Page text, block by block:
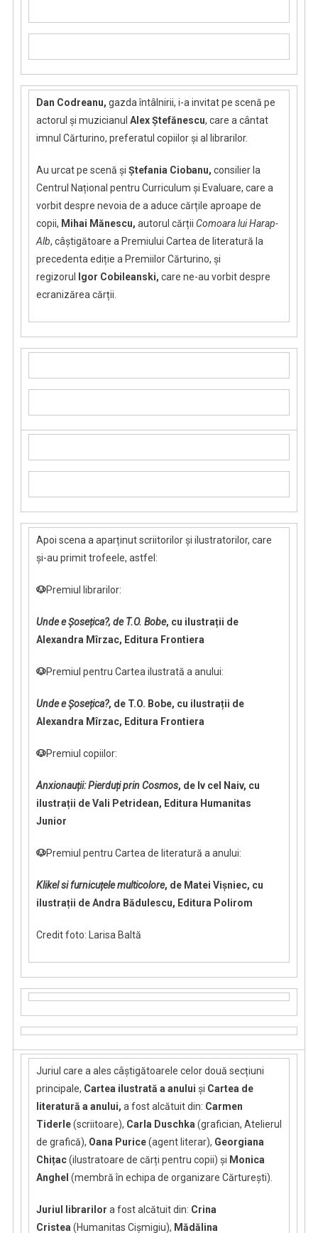
Dan Codreanu, gazda întâlnirii, i-a invitat pe scenă pe
actorul și muzicianul Alex Ștefănescu, care a cântat
imnul Cărturino, preferatul copiilor și al librarilor.
Au urcat pe scenă și Ștefania Ciobanu, consilier la
Centrul Național pentru Curriculum și Evaluare, care a
vorbit despre nevoia de a aduce cărțile aproape de
copii, Mihai Mănescu, autorul cărții Comoara lui Harap-
Alb, câștigătoare a Premiului Cartea de literatură la
precedenta ediție a Premiilor Cărturino, și
regizorul
Igor Cobileanski, care ne-au vorbit despre
ecranizărea cărții.
Apoi scena a aparținut scriitorilor și ilustratorilor, care
și-au primit trofeele, astfel:
🐶Premiul librarilor:
Unde e Șosețica?, de T.O. Bobe, cu ilustrații de
Alexandra Mîrzac, Editura Frontiera
🐶Premiul pentru Cartea ilustrată a anului:
Unde e Șosețica?, de T.O. Bobe, cu ilustrații de
Alexandra Mîrzac, Editura Frontiera
🐶Premiul copiilor:
Anxionauții: Pierduți prin Cosmos, de Iv cel Naiv, cu
ilustrații de Vali Petridean, Editura Humanitas
Junior
🐶Premiul pentru Cartea de literatură a anului:
Klikel si furnicuțele multicolore, de Matei Vișniec, cu
ilustrații de Andra Bădulescu, Editura Polirom
Credit foto: Larisa Baltă
Juriul care a ales câștigătoarele celor două secțiuni
principale, Cartea ilustrată a anului și Cartea de
literatură a anului, a fost alcătuit din: Carmen
Tiderle(scriitoare), Carla Duschka(grafician, Atelierul
de grafică), Oana Purice(agent literar), Georgiana
Chițac(ilustratoare de cărți pentru copii) și Monica
Anghel (membră în echipa de organizare Cărturești).
Juriul librarilor a fost alcătuit din: Crina
Cristea(Humanitas Cișmigiu), Mădălina